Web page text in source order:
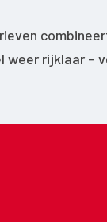
weer rijklaar –